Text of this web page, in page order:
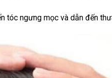
tóc ngưng mọc và dẫn đến